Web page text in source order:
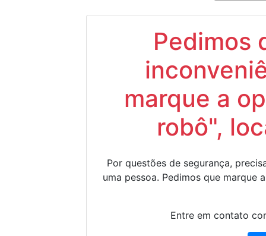
Pedimos
marque a
robô",
Por questões de segurança,
uma pessoa. Pedimos que marque
Entre em contato